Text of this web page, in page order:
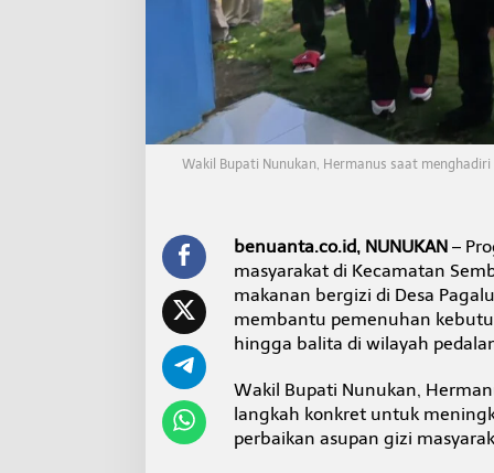
u
g
A
a
Wakil Bupati Nunukan, Hermanus saat
benuanta.co.id, NUNUKAN–
masyarakat di Kecamatan
makanan bergizi di Desa
membantu pemenuhan
hingga balita di wilayah
Wakil Bupati Nunukan,
langkah konkret untuk
perbaikan asupan gizi